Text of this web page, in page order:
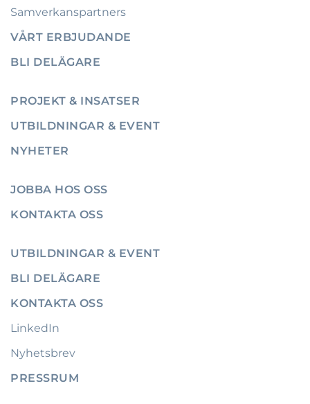
Samverkanspartners
VÅRT ERBJUDANDE
BLI DELÄGARE
PROJEKT & INSATSER
UTBILDNINGAR & EVENT
NYHETER
JOBBA HOS OSS
KONTAKTA OSS
UTBILDNINGAR & EVENT
BLI DELÄGARE
KONTAKTA OSS
LinkedIn
Nyhetsbrev
PRESSRUM